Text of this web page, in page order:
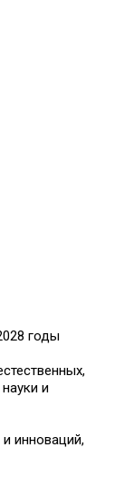
годы
и
инноваций,